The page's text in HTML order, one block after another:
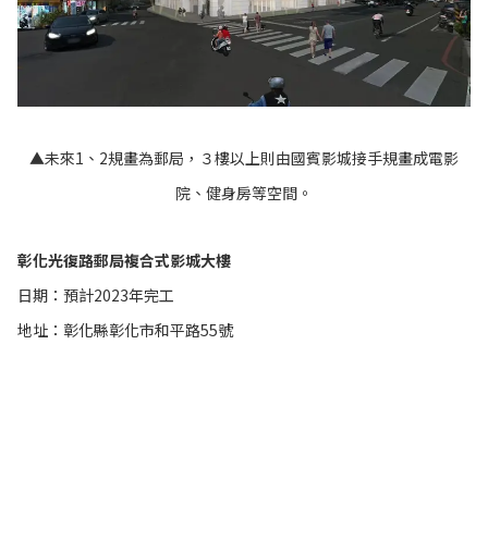
▲未來1、2規畫為郵局，３樓以上則由國賓影城接手規畫成電影
院、健身房等空間。
彰化光復路郵局複合式影城大樓
日期：預計2023年完工
地址：彰化縣彰化市和平路55號